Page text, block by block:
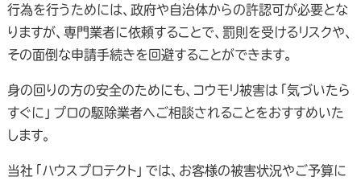
行為を行うためには、政府や自治体からの許認可が必要とな
りますが、専門業者に依頼することで、罰則を受けるリスクや、
その面倒な申請手続きを回避することができます。
身の回りの方の安全のためにも、コウモリ被害は「気づいたら
すぐに」プロの駆除業者へご相談されることをおすすめいた
します。
当社「ハウスプロテクト」では、お客様の被害状況やご予算に